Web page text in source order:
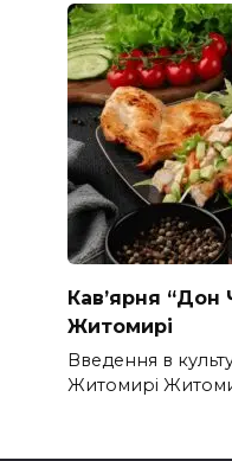
Кав’ярня “Дон
Житомирі
Введення в
Житомирі